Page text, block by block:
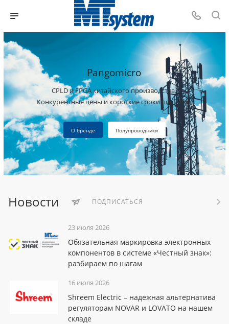
Pangomicro
CPLD и FPGA китайского производства.
Конкурентные цены и короткие сроки поставки.
О бренде Полупроводники
Новости ПОДПИСАТЬСЯ
23 июля 2026
Обязательная маркировка электронных
компонентов в системе «Честный знак»:
разбираем по шагам
16 июля 2026
Shreem Electric – надежная альтернатива
регуляторам NOVAR и LOVATO на нашем
складе